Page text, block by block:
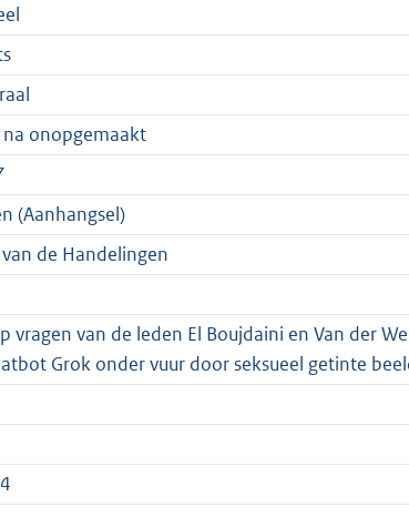
onopgemaakt
(Aanhangsel)
de Handelingen
vragen van de leden El Boujdaini en Van der
Grok onder vuur door seksueel getinte